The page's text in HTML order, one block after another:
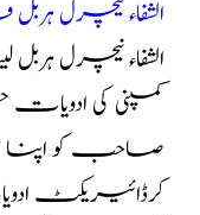
الشفاء نیچرل
الشفاء نیچرل ہربل
کمپنی کی
صاحب کو
کرڈائیریکٹ